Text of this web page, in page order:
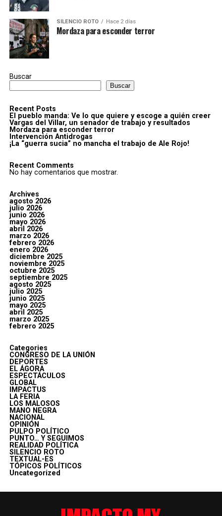
SILENCIO ROTO Hace 2 días
Mordaza para esconder terror
Buscar
Buscar
Recent Posts
El pueblo manda: Ve lo que quiere y escoge a quién creer
Vargas del Villar, un senador de trabajo y resultados
Mordaza para esconder terror
Intervención Antidrogas
¡La “guerra sucia” no mancha el trabajo de Ale Rojo!
Recent Comments
No hay comentarios que mostrar.
Archives
agosto 2026
julio 2026
junio 2026
mayo 2026
abril 2026
marzo 2026
febrero 2026
enero 2026
diciembre 2025
noviembre 2025
octubre 2025
septiembre 2025
agosto 2025
julio 2025
junio 2025
mayo 2025
abril 2025
marzo 2025
febrero 2025
Categories
CONGRESO DE LA UNIÓN
DEPORTES
EL ÁGORA
ESPECTÁCULOS
GLOBAL
IMPACTUS
LA FERIA
LOS MALOSOS
MANO NEGRA
NACIONAL
OPINIÓN
PULPO POLÍTICO
PUNTO… Y SEGUIMOS
REALIDAD POLÍTICA
SILENCIO ROTO
TEXTUAL-ES
TÓPICOS POLÍTICOS
Uncategorized